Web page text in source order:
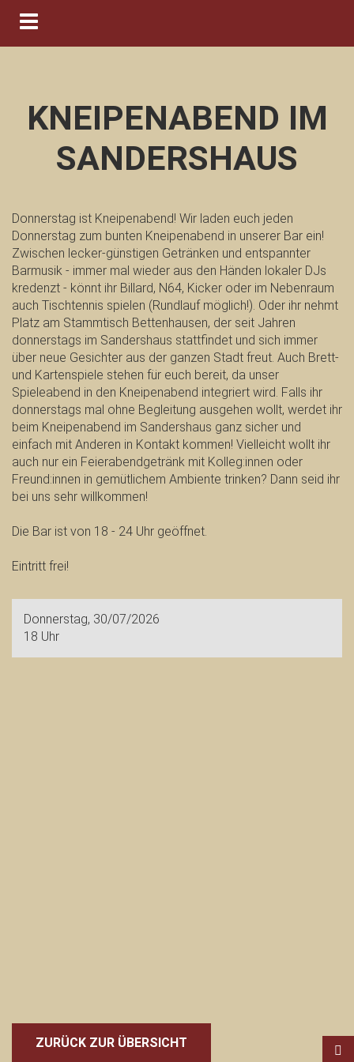
Navigation ein-/ausblenden
KNEIPENABEND IM
SANDERSHAUS
Donnerstag ist Kneipenabend! Wir laden euch jeden
Donnerstag zum bunten Kneipenabend in unserer Bar ein!
Zwischen lecker-günstigen Getränken und entspannter
Barmusik - immer mal wieder aus den Händen lokaler DJs
kredenzt - könnt ihr Billard, N64, Kicker oder im Nebenraum
auch Tischtennis spielen (Rundlauf möglich!). Oder ihr nehmt
Platz am Stammtisch Bettenhausen, der seit Jahren
donnerstags im Sandershaus stattfindet und sich immer
über neue Gesichter aus der ganzen Stadt freut. Auch Brett-
und Kartenspiele stehen für euch bereit, da unser
Spieleabend in den Kneipenabend integriert wird. Falls ihr
donnerstags mal ohne Begleitung ausgehen wollt, werdet ihr
beim Kneipenabend im Sandershaus ganz sicher und
einfach mit Anderen in Kontakt kommen! Vielleicht wollt ihr
auch nur ein Feierabendgetränk mit Kolleg:innen oder
Freund:innen in gemütlichem Ambiente trinken? Dann seid ihr
bei uns sehr willkommen!
Die Bar ist von 18 - 24 Uhr geöffnet.
Eintritt frei!
Donnerstag, 30/07/2026
18 Uhr
ZURÜCK ZUR ÜBERSICHT